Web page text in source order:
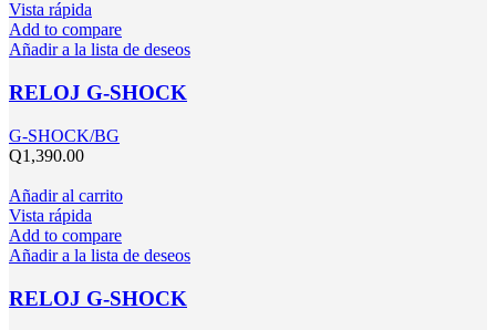
Vista rápida
Add to compare
Añadir a la lista de deseos
RELOJ G-SHOCK
G-SHOCK/BG
Q1,390.00
Añadir al carrito
Vista rápida
Add to compare
Añadir a la lista de deseos
RELOJ G-SHOCK